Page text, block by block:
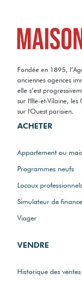
Fondée en 1895,
anciennes agences
elle s’est
sur l'Ille-et-Vilaine,
sur l'Ouest parisien.
ACHETER
Appartement ou
Programmes neufs
Locaux
Simulateur de
Viager
VENDRE
Historique des ventes